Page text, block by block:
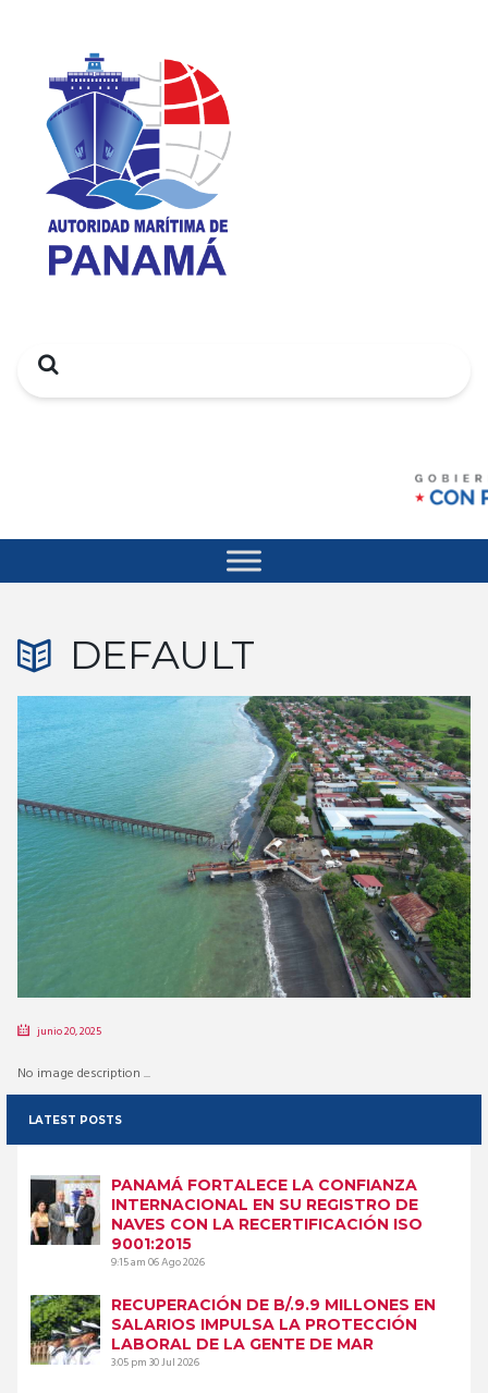
Search
DEFAULT
junio 20, 2025
No image description ...
LATEST POSTS
PANAMÁ FORTALECE LA CONFIANZA
INTERNACIONAL EN SU REGISTRO DE
NAVES CON LA RECERTIFICACIÓN ISO
9001:2015
9:15 am06 Ago 2026
RECUPERACIÓN DE B/.9.9 MILLONES EN
SALARIOS IMPULSA LA PROTECCIÓN
LABORAL DE LA GENTE DE MAR
3:05 pm30 Jul 2026